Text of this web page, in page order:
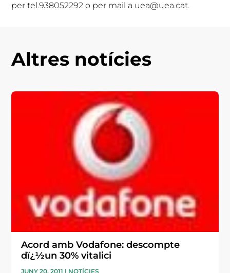
per tel.938052292 o per mail a uea@uea.cat.
Altres notícies
Acord amb Vodafone: descompte
dï¿½un 30% vitalici
JUNY 20, 2011 | NOTÍCIES